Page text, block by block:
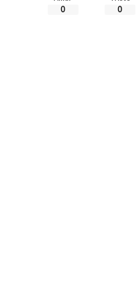
0 0